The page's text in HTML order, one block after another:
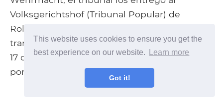
This website uses cookies to ensure you get the
best experience on our website.
Learn more
Got it!
Volksgerichtshof (Tribunal Popular) de
Roland Freisler para su juicio. Implicado en la
trama del 20 de julio, von Kluge se suicidó el
17 de agosto y fue reemplazado brevemente
por el mariscal de campo Walter Model.